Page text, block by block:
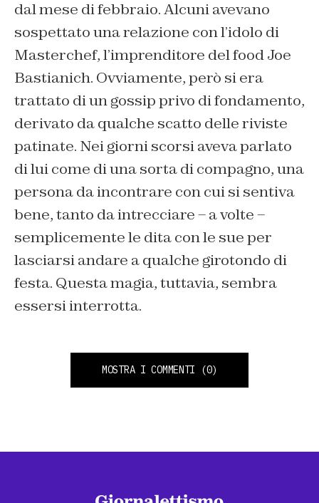
dal mese di febbraio. Alcuni avevano
sospettato una relazione con l’idolo di
Masterchef, l’imprenditore del food Joe
Bastianich. Ovviamente, però si era
trattato di un gossip privo di fondamento,
derivato da qualche scatto delle riviste
patinate. Nei giorni scorsi aveva parlato
di lui come di una sorta di compagno, una
persona da incontrare con cui si sentiva
bene, tanto da intrecciare – a volte –
semplicemente le dita con le sue per
lasciarsi andare a qualche girotondo di
festa. Questa magia, tuttavia, sembra
essersi interrotta.
MOSTRA I COMMENTI (0)